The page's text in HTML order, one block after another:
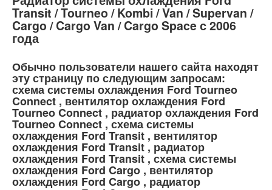
Transit / Tourneo / Kombi / Van / Supervan /
Cargo / Cargo Van / Cargo Space с 2006
года
Обычно пользователи нашего сайта находят
эту страницу по следующим запросам:
схема системы охлаждения Ford Tourneo
Connect , вентилятор охлаждения Ford
Tourneo Connect , радиатор охлаждения Ford
Tourneo Connect , схема системы
охлаждения Ford Transit , вентилятор
охлаждения Ford Transit , радиатор
охлаждения Ford Transit , схема системы
охлаждения Ford Cargo , вентилятор
охлаждения Ford Cargo , радиатор